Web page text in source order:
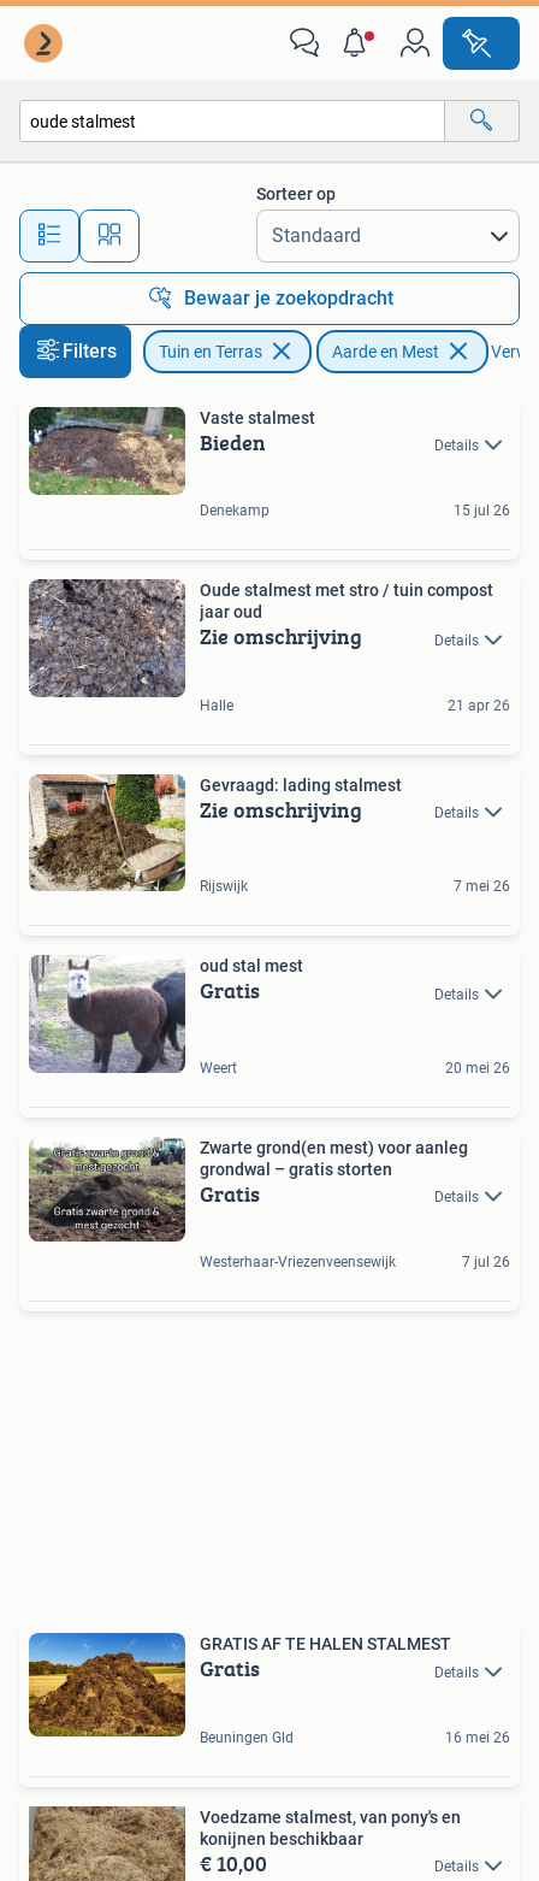
Alle afstanden…
Sorteer op
Bewaar je zoekopdracht
Filters Tuin en Terras Aarde en Mest
Vaste stalmest
Bieden Details
Denekamp 15 jul 26
Oude stalmest met stro / tuin compost
jaar oud
Zie omschrijving Details
Halle 21 apr 26
Gevraagd: lading stalmest
Zie omschrijving Details
Rijswijk 7 mei 26
oud stal mest
Gratis Details
Weert 20 mei 26
Zwarte grond(en mest) voor aanleg
grondwal – gratis storten
Gratis Details
Westerhaar-Vriezenveensewijk 7 jul 26
GRATIS AF TE HALEN STALMEST
Gratis Details
Beuningen Gld 16 mei 26
Voedzame stalmest, van pony's en
konijnen beschikbaar
€ 10,00 Details